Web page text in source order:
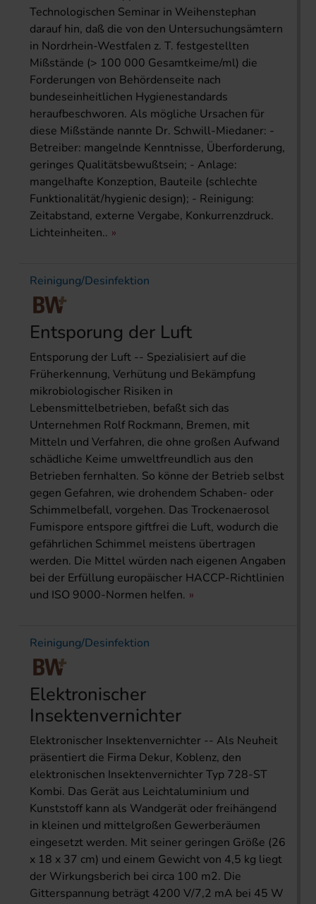
Technologischen Seminar in Weihenstephan
darauf hin, daß die von den Untersuchungsämtern
in Nordrhein-Westfalen z. T. festgestellten
Mißstände (> 100 000 Gesamtkeime/ml) die
Forderungen von Behördenseite nach
bundeseinheitlichen Hygienestandards
heraufbeschworen. Als mögliche Ursachen für
diese Mißstände nannte Dr. Schwill-Miedaner: -
Betreiber: mangelnde Kenntnisse, Überforderung,
geringes Qualitätsbewußtsein; - Anlage:
mangelhafte Konzeption, Bauteile (schlechte
Funktionalität/hygienic design); - Reinigung:
Zeitabstand, externe Vergabe, Konkurrenzdruck.
Lichteinheiten..
Reinigung/Desinfektion
Entsporung der Luft
Entsporung der Luft -- Spezialisiert auf die
Früherkennung, Verhütung und Bekämpfung
mikrobiologischer Risiken in
Lebensmittelbetrieben, befaßt sich das
Unternehmen Rolf Rockmann, Bremen, mit
Mitteln und Verfahren, die ohne großen Aufwand
schädliche Keime umweltfreundlich aus den
Betrieben fernhalten. So könne der Betrieb selbst
gegen Gefahren, wie drohendem Schaben- oder
Schimmelbefall, vorgehen. Das Trockenaerosol
Fumispore entspore giftfrei die Luft, wodurch die
gefährlichen Schimmel meistens übertragen
werden. Die Mittel würden nach eigenen Angaben
bei der Erfüllung europäischer HACCP-Richtlinien
und ISO 9000-Normen helfen.
Reinigung/Desinfektion
Elektronischer
Insektenvernichter
Elektronischer Insektenvernichter -- Als Neuheit
präsentiert die Firma Dekur, Koblenz, den
elektronischen Insektenvernichter Typ 728-ST
Kombi. Das Gerät aus Leichtaluminium und
Kunststoff kann als Wandgerät oder freihängend
in kleinen und mittelgroßen Gewerberäumen
eingesetzt werden. Mit seiner geringen Größe (26
x 18 x 37 cm) und einem Gewicht von 4,5 kg liegt
der Wirkungsberich bei circa 100 m2. Die
Gitterspannung beträgt 4200 V/7,2 mA bei 45 W